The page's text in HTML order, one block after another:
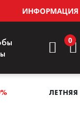
ИНФОРМАЦИЯ
0